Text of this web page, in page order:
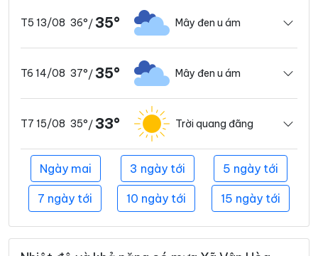
T5 13/08 36°/ 35° Mây đen u ám
T6 14/08 37°/ 35° Mây đen u ám
T7 15/08 35°/ 33° Trời quang đãng
Ngày mai 3 ngày tới 5 ngày tới
7 ngày tới 10 ngày tới 15 ngày tới